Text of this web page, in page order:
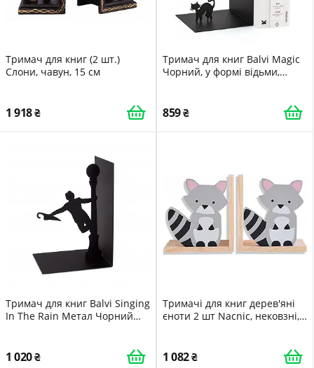
Тримач для книг (2 шт.)
Слони, чавун, 15 см
1 918
Тримач для книг Balvi Magic
Чорний, у формі відьми,
859
Тримач для книг Balvi Singing
In The Rain Метал Чорний
1 020
Тримачі для книг дерев'яні
єноти 2 шт Nacnic, нековзні,
1 082